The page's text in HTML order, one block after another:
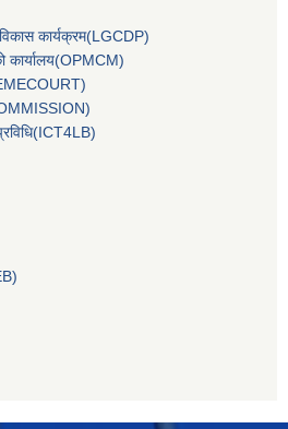
कार्यक्रम(LGCDP)
कार्यालय(OPMCM)